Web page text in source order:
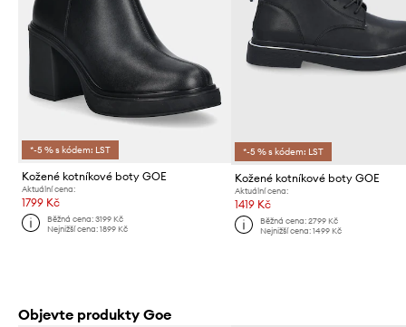
*-5 % s kódem: LST
Kožené kotníkové boty GOE
Aktuální cena:
1799 Kč
Běžná cena:3199 Kč
Nejnižší cena:1899 Kč
*-5 % s kódem: LST
Kožené kotníkové boty GOE
Aktuální cena:
1419 Kč
Běžná cena: 2799 Kč
Nejnižší cena: 1499 Kč
Objevte produkty Goe